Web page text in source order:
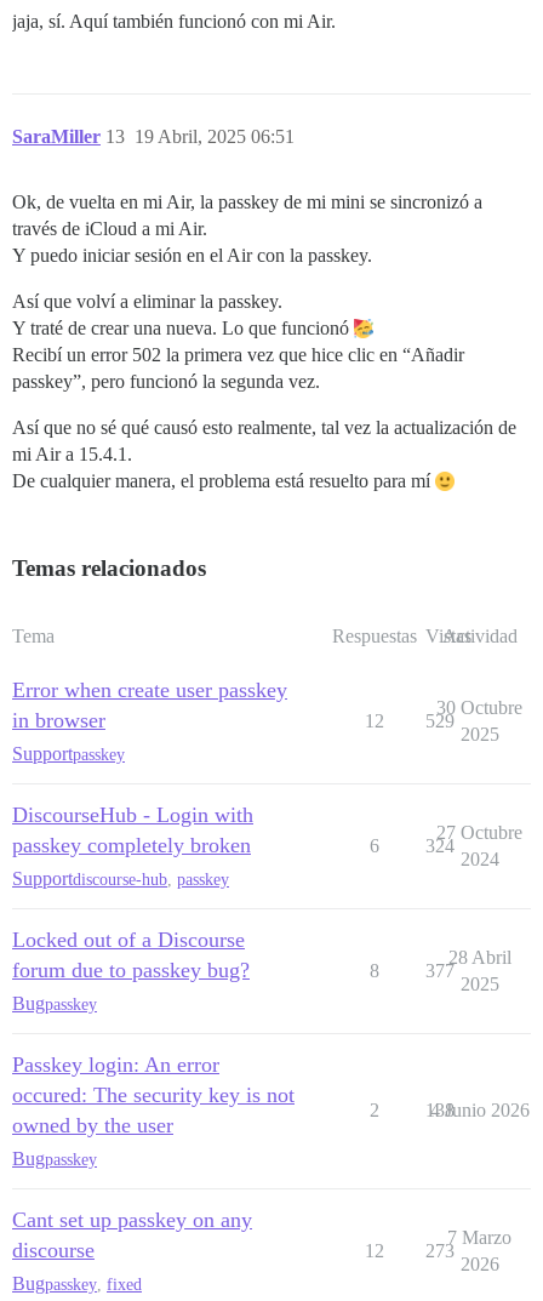
jaja, sí. Aquí también funcionó con mi Air.
SaraMiller 19 Abril, 2025 06:51
13
Ok, de vuelta en mi Air, la passkey de mi mini se sincronizó a
través de iCloud a mi Air.
Y puedo iniciar sesión en el Air con la passkey.
Así que volví a eliminar la passkey.
Y traté de crear una nueva. Lo que funcionó
Recibí un error 502 la primera vez que hice clic en “Añadir
passkey”, pero funcionó la segunda vez.
Así que no sé qué causó esto realmente, tal vez la actualización de
mi Air a 15.4.1.
De cualquier manera, el problema está resuelto para mí
Temas relacionados
Tema Respuestas Vistas
Actividad
Error when create user passkey
in browser
Supportpasskey
12 529
30 Octubre
2025
DiscourseHub - Login with
passkey completely broken
Supportdiscourse-hub passkey
6 324
27 Octubre
2024
Locked out of a Discourse
forum due to passkey bug?
Bugpasskey
8 377
28 Abril
2025
Passkey login: An error
occured: The security key is not
owned by the user
Bugpasskey
2 138
4 Junio 2026
Cant set up passkey on any
discourse
Bugpasskey fixed
12 273
7 Marzo
2026